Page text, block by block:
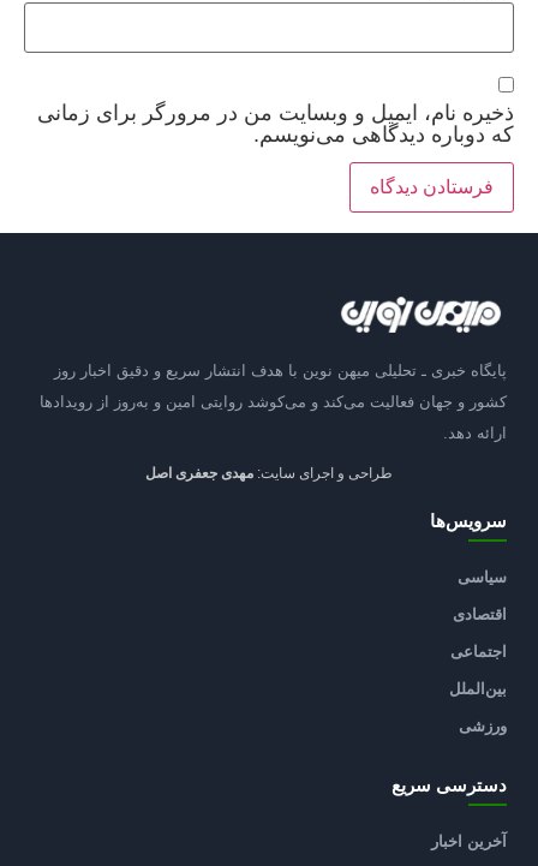
ذخیره نام، ایمیل و وبسایت من در مرورگر برای زمانی
که دوباره دیدگاهی می‌نویسم.
پایگاه خبری ـ تحلیلی میهن نوین با هدف انتشار سریع و دقیق اخبار روز
کشور و جهان فعالیت می‌کند و می‌کوشد روایتی امین و به‌روز از رویدادها
ارائه دهد.
طراحی و اجرای سایت: مهدی جعفری اصل
سرویس‌ها
سیاسی
اقتصادی
اجتماعی
بین‌الملل
ورزشی
دسترسی سریع
آخرین اخبار